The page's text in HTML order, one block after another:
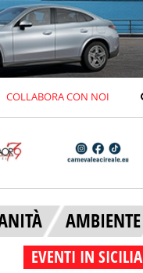
COLLABORA CON NOI
AMBIENTE
EVENTI IN SICILIA